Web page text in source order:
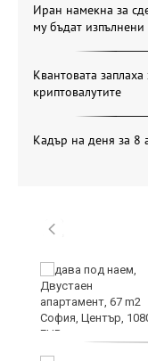
Иран намекна за
му бъдат изпълнени
Квантовата
криптовалутите
Кадър на деня за 8